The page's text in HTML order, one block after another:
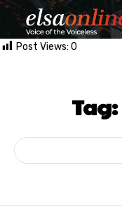
Post Views: 0
Tag: